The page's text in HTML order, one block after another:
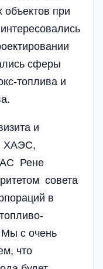
объектов при
сферы
топлива и
и
ХАЭС,
Рене
совета
в
Мы с очень
что